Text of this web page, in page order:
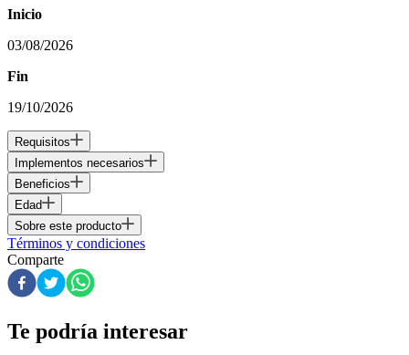
Inicio
03/08/2026
Fin
19/10/2026
Requisitos
Implementos necesarios
Beneficios
Edad
Sobre este producto
Términos y condiciones
Comparte
Te podría interesar